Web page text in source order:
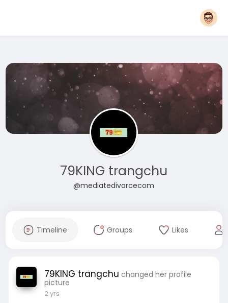
79KING trangchu
@mediatedivorcecom
Timeline Groups Likes
79KING trangchu changed her profile
picture
2 yrs